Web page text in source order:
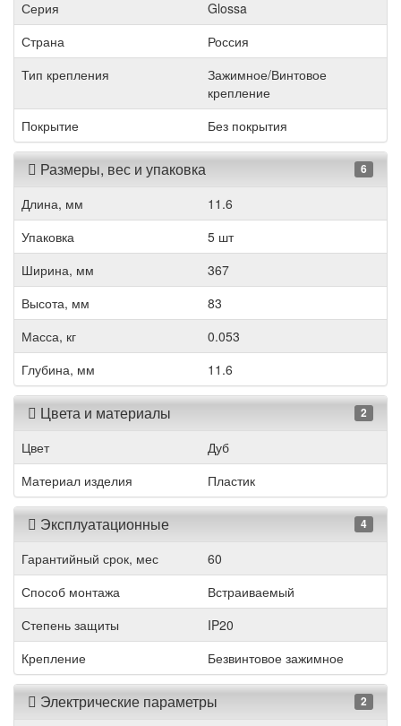
Серия
Glossa
Страна
Россия
Тип крепления
Зажимное/Винтовое
крепление
Покрытие
Без покрытия
Размеры, вес и упаковка 6
Длина, мм
11.6
Упаковка
5 шт
Ширина, мм
367
Высота, мм
83
Масса, кг
0.053
Глубина, мм
11.6
Цвета и материалы 2
Цвет
Дуб
Материал изделия
Пластик
Эксплуатационные 4
Гарантийный срок, мес
60
Способ монтажа
Встраиваемый
Степень защиты
IP20
Крепление
Безвинтовое зажимное
Электрические параметры 2